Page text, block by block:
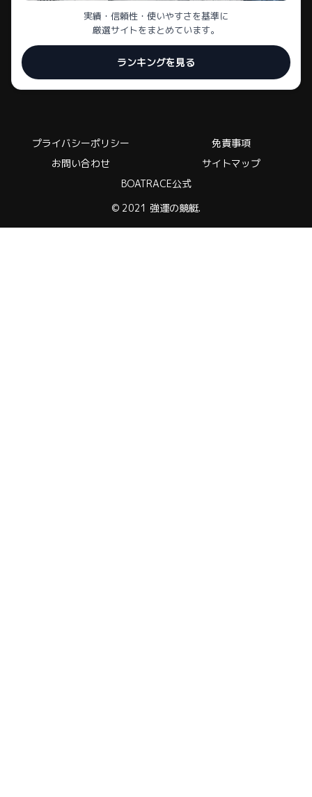
実績・信頼性・使いやすさを基準に
厳選サイトをまとめています。
ランキングを見る
プライバシーポリシー
免責事項
お問い合わせ
サイトマップ
BOATRACE公式
© 2021 強運の競艇.